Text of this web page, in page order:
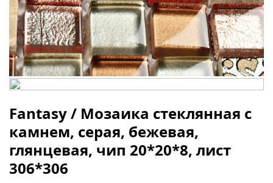
Fantasy / Мозаика стеклянная с
камнем, серая, бежевая,
глянцевая, чип 20*20*8, лист
306*306